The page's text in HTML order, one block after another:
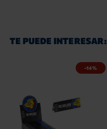
TE PUEDE INTERESAR:
-14%